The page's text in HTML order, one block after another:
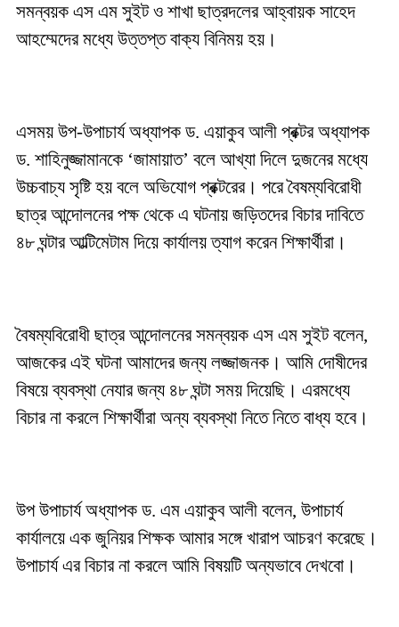
সমন্বয়ক এস এম সুইট ও শাখা ছাত্রদলের আহ্বায়ক সাহেদ
আহম্মেদের মধ্যে উত্তপ্ত বাক্য বিনিময় হয়।
এসময় উপ-উপাচার্য অধ্যাপক ড. এয়াকুব আলী প্রক্টর অধ্যাপক
ড. শাহিনুজ্জামানকে ‘জামায়াত’ বলে আখ্যা দিলে দুজনের মধ্যে
উচ্চবাচ্য সৃষ্টি হয় বলে অভিযোগ প্রক্টরের। পরে বৈষম্যবিরোধী
ছাত্র আন্দোলনের পক্ষ থেকে এ ঘটনায় জড়িতদের বিচার দাবিতে
৪৮ ঘন্টার আল্টিমেটাম দিয়ে কার্যালয় ত্যাগ করেন শিক্ষার্থীরা।
বৈষম্যবিরোধী ছাত্র আন্দোলনের সমন্বয়ক এস এম সুইট বলেন,
আজকের এই ঘটনা আমাদের জন্য লজ্জাজনক। আমি দোষীদের
বিষয়ে ব্যবস্থা নেযার জন্য ৪৮ ঘন্টা সময় দিয়েছি। এরমধ্যে
বিচার না করলে শিক্ষার্থীরা অন্য ব্যবস্থা নিতে নিতে বাধ্য হবে।
উপ উপাচার্য অধ্যাপক ড. এম এয়াকুব আলী বলেন, উপাচার্য
কার্যালয়ে এক জুনিয়র শিক্ষক আমার সঙ্গে খারাপ আচরণ করেছে।
উপাচার্য এর বিচার না করলে আমি বিষয়টি অন্যভাবে দেখবো।